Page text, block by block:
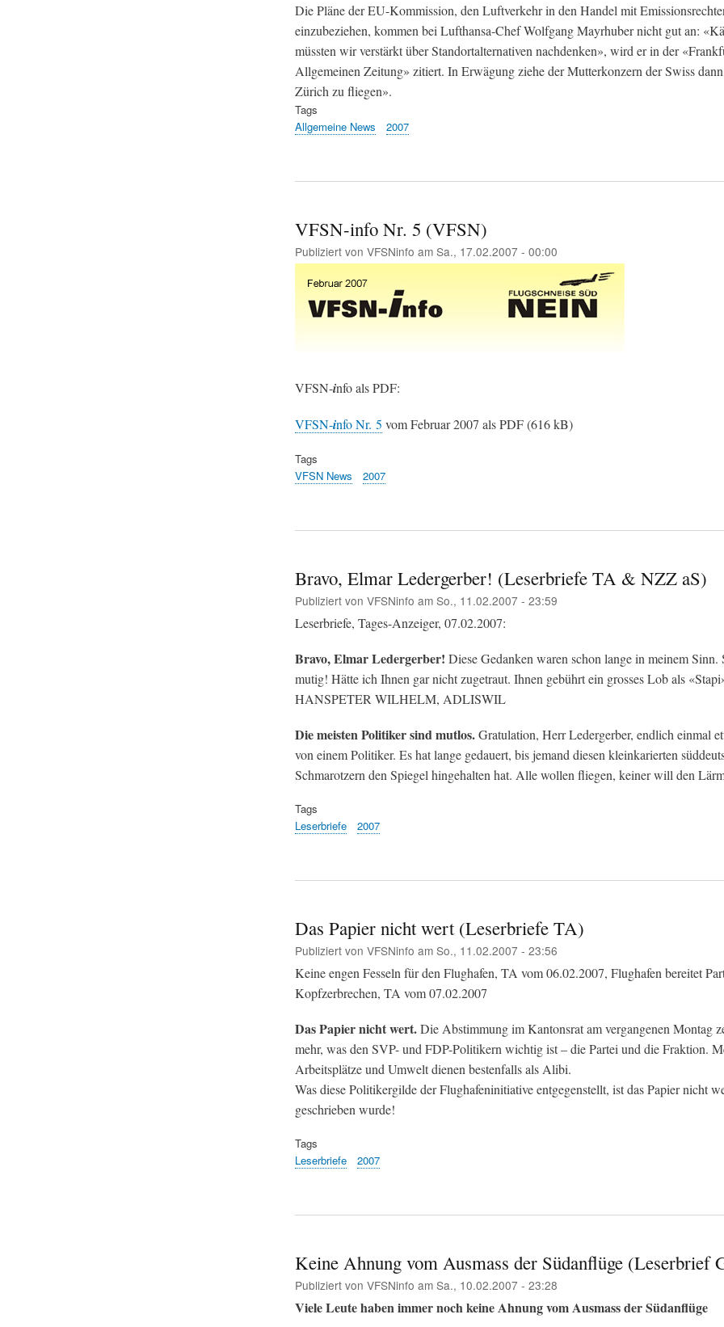
Die Pläne der EU-Kommission, den Luftverkehr in den Handel mit
einzubeziehen, kommen bei Lufthansa-Chef Wolfgang Mayrhuber nicht gut an:
müssten wir verstärkt über Standortalternativen nachdenken», wird er in der
Allgemeinen Zeitung» zitiert. In Erwägung ziehe der Mutterkonzern der Swiss
Zürich zu fliegen».
Tags
Allgemeine News
2007
VFSN-info Nr. 5 (VFSN)
Publiziert von VFSNinfo am Sa., 17.02.2007 - 00:00
VFSN-info als PDF:
VFSN-info Nr. 5 vom Februar 2007 als PDF (616 kB)
Tags
VFSN News
2007
Bravo, Elmar Ledergerber! (Leserbriefe TA & NZZ aS)
Publiziert von VFSNinfo am So., 11.02.2007 - 23:59
Leserbriefe, Tages-Anzeiger, 07.02.2007:
Bravo, Elmar Ledergerber! Diese Gedanken waren schon lange in meinem Sinn.
mutig! Hätte ich Ihnen gar nicht zugetraut. Ihnen gebührt ein grosses Lob als
HANSPETER WILHELM, ADLISWIL
Die meisten Politiker sind mutlos.Gratulation, Herr Ledergerber, endlich einmal
von einem Politiker. Es hat lange gedauert, bis jemand diesen kleinkarierten
Schmarotzern den Spiegel hingehalten hat. Alle wollen fliegen, keiner will den
Tags
Leserbriefe
2007
Das Papier nicht wert (Leserbriefe TA)
Publiziert von VFSNinfo am So., 11.02.2007 - 23:56
Keine engen Fesseln für den Flughafen, TA vom 06.02.2007, Flughafen bereitet
Kopfzerbrechen, TA vom 07.02.2007
Das Papier nicht wert.Die Abstimmung im Kantonsrat am vergangenen Montag
mehr, was den SVP- und FDP-Politikern wichtig ist – die Partei und die Fraktion.
Arbeitsplätze und Umwelt dienen bestenfalls als Alibi.
Was diese Politikergilde der Flughafeninitiative entgegenstellt, ist das Papier nicht
geschrieben wurde!
Tags
Leserbriefe
2007
Keine Ahnung vom Ausmass der Südanflüge (Leserbrief
Publiziert von VFSNinfo am Sa., 10.02.2007 - 23:28
Viele Leute haben immer noch keine Ahnung vom Ausmass der Südanflüge